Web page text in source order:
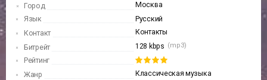
Город
Москва
Язык
Русский
Контакт
Контакты
Битрейт
128 kbps (mp3)
Рейтинг
Жанр
Классическая музыка